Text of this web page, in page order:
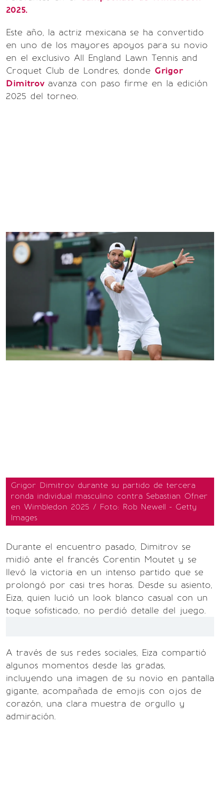
2025.
Este año, la actriz mexicana se ha convertido
en uno de los mayores apoyos para su novio
en el exclusivo All England Lawn Tennis and
Croquet Club de Londres, donde Grigor
Dimitrov avanza con paso firme en la edición
2025 del torneo.
Grigor Dimitrov durante su partido de tercera
ronda individual masculino contra Sebastian Ofner
en Wimbledon 2025 / Foto: Rob Newell - Getty
Images
Durante el encuentro pasado, Dimitrov se
midió ante el francés Corentin Moutet y se
llevó la victoria en un intenso partido que se
prolongó por casi tres horas. Desde su asiento,
Eiza, quien lució un look blanco casual con un
toque sofisticado, no perdió detalle del juego.
A través de sus redes sociales, Eiza compartió
algunos momentos desde las gradas,
incluyendo una imagen de su novio en pantalla
gigante, acompañada de emojis con ojos de
corazón, una clara muestra de orgullo y
admiración.